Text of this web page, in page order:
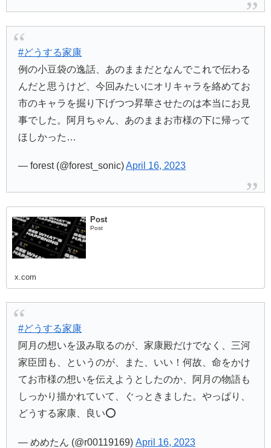
#どうする家康
例の小豆袋の逸話、あのままだとなんでこれで伝わる
んだと思うけど、今回みたいにオリキャラを絡めてお
市のキャラを掘り下げつつ昇華させたのは本当にお見
事でした。阿月ちゃん、あのままお市様の下に帰って
ほしかった…
— forest (@forest_sonic)April 16, 2023
Post
Post
x.com
#どうする家康
阿月の想いを汲み取るのが、家康殿だけでなく、三河
家臣団も、というのが、また、いい！何故、命をかけ
てお市様の想いを伝えようとしたのか、阿月の物語も
しっかり描かれていて、ぐっときました。やっぱり、
どうする家康、良い⭕️
— めめたん (@r00119169)April 16, 2023